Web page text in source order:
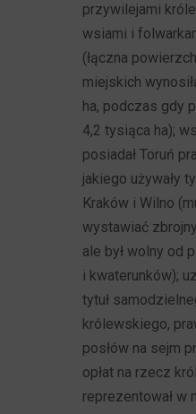
przywilejami
wsiami i
(łączna
miejskich
ha, podczas gdy
4,2 tysiąca ha);
posiadał Toruń
jakiego używały
Kraków i Wilno
wystawiać
ale był wolny od
i kwaterunków);
tytuł
królewskiego,
posłów na sejm
opłat na rzecz
reprezentował w